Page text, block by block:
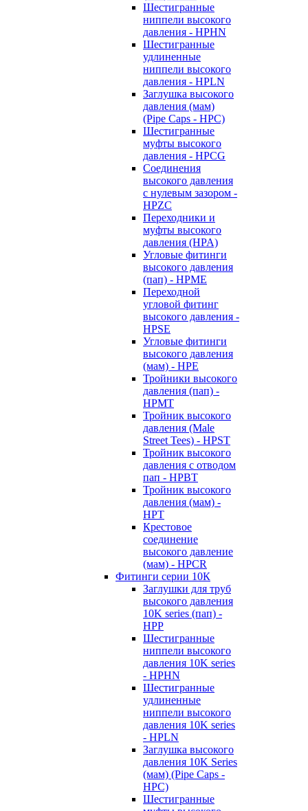
Шестигранные
ниппели высокого
давления - HPHN
Шестигранные
удлиненные
ниппели высокого
давления - HPLN
Заглушка высокого
давления (мам)
(Pipe Caps - HPC)
Шестигранные
муфты высокого
давления - HPCG
Соединения
высокого давления
с нулевым зазором -
HPZC
Переходники и
муфты высокого
давления (HPA)
Угловые фитинги
высокого давления
(пап) - HPME
Переходной
угловой фитинг
высокого давления -
HPSE
Угловые фитинги
высокого давления
(мам) - HPE
Тройники высокого
давления (пап) -
HPMT
Тройник высокого
давления (Male
Street Tees) - HPST
Тройник высокого
давления с отводом
пап - HPBT
Тройник высокого
давления (мам) -
HPT
Крестовое
соединение
высокого давление
(мам) - HPCR
Фитинги серии 10К
Заглушки для труб
высокого давления
10K series (пап) -
HPP
Шестигранные
ниппели высокого
давления 10K series
- HPHN
Шестигранные
удлиненные
ниппели высокого
давления 10K series
- HPLN
Заглушка высокого
давления 10K Series
(мам) (Pipe Caps -
HPC)
Шестигранные